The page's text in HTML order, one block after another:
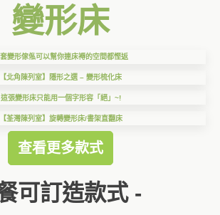
變形床
變形傢俬可以幫你連床褥的空間都慳返
【北角陳列室】隱形之選 – 變形梳化床
這張變形床只能用一個字形容「絕」~!
【荃灣陳列室】旋轉變形床/書架直翻床
查看更多款式
可訂造款式 -